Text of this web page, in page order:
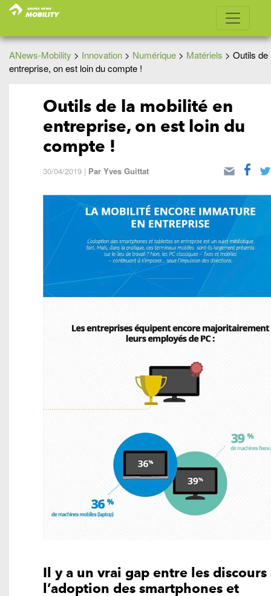
ANews-Mobility > Innovation > Numérique > Matériels > Outils de
entreprise, on est loin du compte !
Outils de la mobilité en
entreprise, on est loin du
compte !
30/04/2019 | Par Yves Guittat
Il y a un vrai gap entre les discours
l’adoption des smartphones et